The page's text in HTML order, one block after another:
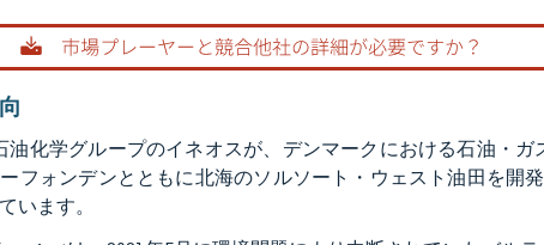
画像 © Mordor
油化学グループのイネオスが、デンマークにおける石油・
フォンデンとともに北海のソルソート・ウェスト油田を開
います。